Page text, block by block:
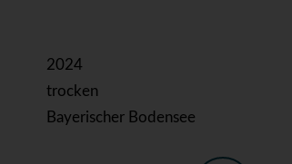
2024
trocken
Bayerischer Bodensee